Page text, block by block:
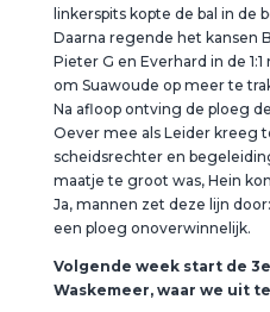
linkerspits kopte de bal in de
Daarna regende het kansen
Pieter G en Everhard in de
om Suawoude op meer te
Na afloop ontving de ploeg
Oever mee als Leider kreeg
scheidsrechter en
maatje te groot was, Hein
Ja, mannen zet deze lijn
een ploeg onoverwinnelijk.
Volgende week start de
Waskemeer, waar we uit